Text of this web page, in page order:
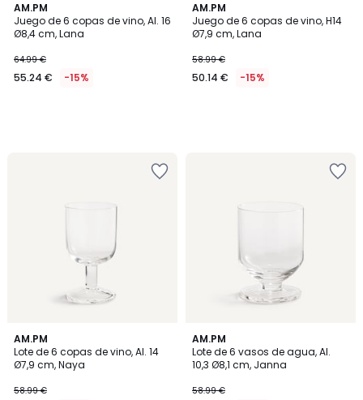
AM.PM
Juego de 6 copas de vino, Al. 16
Ø8,4 cm, Lana
64.99 €
55.24 € -15%
AM.PM
Juego de 6 copas de vino, H14
Ø7,9 cm, Lana
58.99 €
50.14 € -15%
AM.PM
Lote de 6 copas de vino, Al. 14
Ø7,9 cm, Naya
58.99 €
1
/
5
AM.PM
Lote de 6 vasos de agua, Al.
10,3 Ø8,1 cm, Janna
58.99 €